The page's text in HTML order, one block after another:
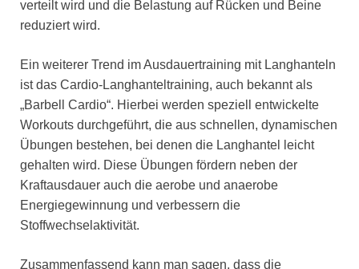
verteilt wird und die Belastung auf Rücken und Beine
reduziert wird.
Ein weiterer Trend im Ausdauertraining mit Langhanteln
ist das Cardio-Langhanteltraining, auch bekannt als
„Barbell Cardio“. Hierbei werden speziell entwickelte
Workouts durchgeführt, die aus schnellen, dynamischen
Übungen bestehen, bei denen die Langhantel leicht
gehalten wird. Diese Übungen fördern neben der
Kraftausdauer auch die aerobe und anaerobe
Energiegewinnung und verbessern die
Stoffwechselaktivität.
Zusammenfassend kann man sagen, dass die